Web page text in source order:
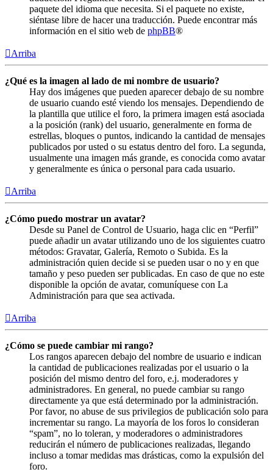
paquete del idioma que necesita. Si el paquete no existe,
siéntase libre de hacer una traducción. Puede encontrar más
información en el sitio web de phpBB®
Arriba
¿Qué es la imagen al lado de mi nombre de usuario?
Hay dos imágenes que pueden aparecer debajo de su nombre
de usuario cuando esté viendo los mensajes. Dependiendo de
la plantilla que utilice el foro, la primera imagen está asociada
a la posición (rank) del usuario, generalmente en forma de
estrellas, bloques o puntos, indicando la cantidad de mensajes
publicados por usted o su estatus dentro del foro. La segunda,
usualmente una imagen más grande, es conocida como avatar
y generalmente es única o personal para cada usuario.
Arriba
¿Cómo puedo mostrar un avatar?
Desde su Panel de Control de Usuario, haga clic en “Perfil”
puede añadir un avatar utilizando uno de los siguientes cuatro
métodos: Gravatar, Galería, Remoto o Subida. Es la
administración quien decide si se pueden usar o no y en que
tamaño y peso pueden ser publicadas. En caso de que no este
disponible la opción de avatar, comuníquese con La
Administración para que sea activada.
Arriba
¿Cómo se puede cambiar mi rango?
Los rangos aparecen debajo del nombre de usuario e indican
la cantidad de publicaciones realizadas por el usuario o la
posición del mismo dentro del foro, e.j. moderadores y
administradores. En general, no puede cambiar su rango
directamente ya que está determinado por la administración.
Por favor, no abuse de sus privilegios de publicación solo para
incrementar su rango. La mayoría de los foros lo consideran
“spam”, no lo toleran, y moderadores o administradores
reducirán el número de publicaciones realizadas, llegando
incluso a tomar medidas mas drásticas, como la expulsión del
foro.